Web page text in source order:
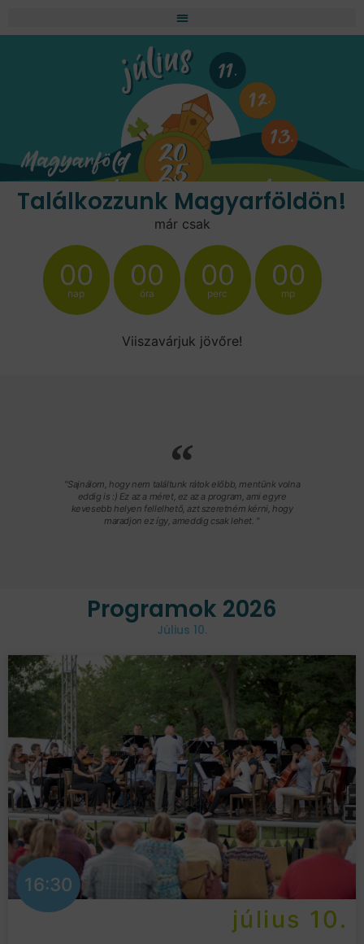
Találkozzunk Magyarföldön!
már csak
00
nap
00
óra
00
perc
00
mp
Viiszavárjuk jövőre!
"Sajnálom, hogy nem találtunk rátok előbb, mentünk volna
eddig is :) Ez az a méret, ez az a program, ami egyre
kevesebb helyen fellelhető, azt szeretném kérni, hogy
maradjon ez így, ameddig csak lehet. "
Programok 2026
Július 10.
16:30
július 10.